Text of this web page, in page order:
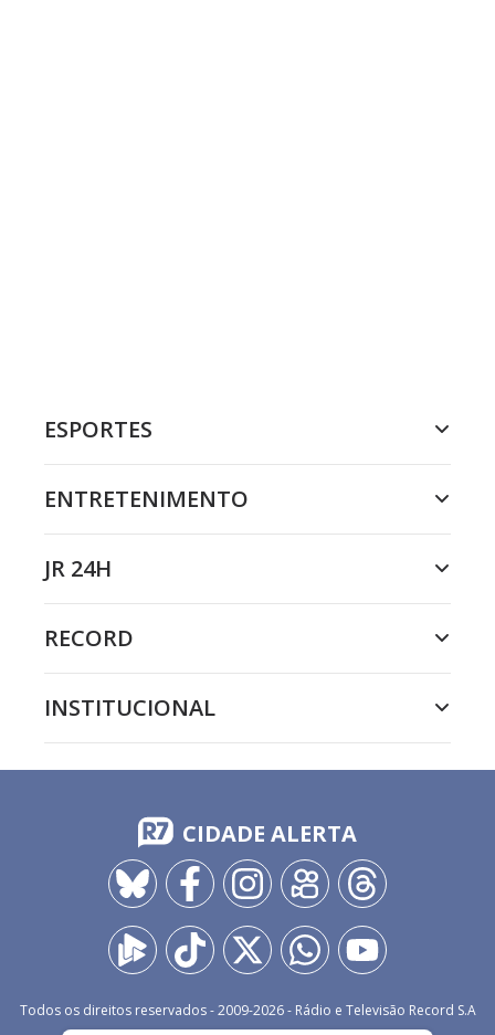
ESPORTES
ENTRETENIMENTO
JR 24H
RECORD
INSTITUCIONAL
CIDADE ALERTA
Todos os direitos reservados - 2009-2026- Rádio e Televisão Record S.A